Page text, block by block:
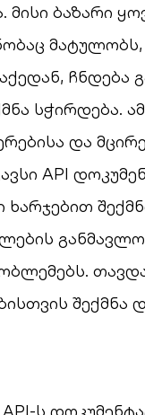
მისი ბაზარი
მატულობს,
ჩნდება
სჭირდება. ამ
და
API
შექმნა
ს